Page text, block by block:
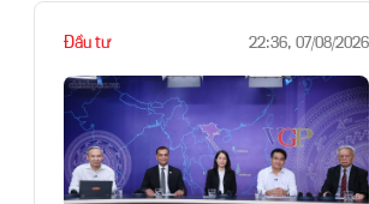
Đầu tư 22:36, 07/08/2026